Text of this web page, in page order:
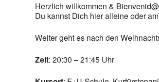
Herzlich willkommen &
Du kannst Dich hier alleine oder
Weiter geht es nach den
Zeit: 20:30 – 21:45 Uhr